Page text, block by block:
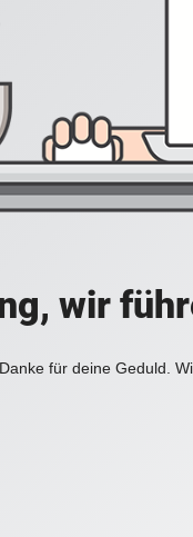
wir
Danke für deine Geduld.